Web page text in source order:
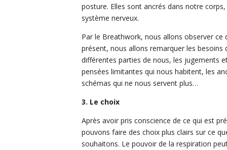
posture. Elles sont ancrés dans notre
système nerveux.
Par le Breathwork, nous allons observer ce
présent, nous allons remarquer les besoins
différentes parties de nous, les jugements
pensées limitantes qui nous habitent, les
schémas qui ne nous servent plus…
3. Le choix
Après avoir pris conscience de ce qui est
pouvons faire des choix plus clairs sur ce
souhaitons. Le pouvoir de la respiration